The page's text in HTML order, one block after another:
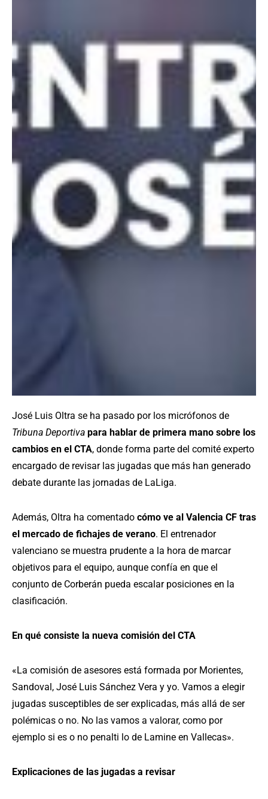
José Luis Oltra se ha pasado por los micrófonos de
Tribuna Deportiva para hablar de primera mano sobre los
cambios en el CTA, donde forma parte del comité experto
encargado de revisar las jugadas que más han generado
debate durante las jornadas de LaLiga.
Además, Oltra ha comentado cómo ve al Valencia CF tras
el mercado de fichajes de verano. El entrenador
valenciano se muestra prudente a la hora de marcar
objetivos para el equipo, aunque confía en que el
conjunto de Corberán pueda escalar posiciones en la
clasificación.
En qué consiste la nueva comisión del CTA
«La comisión de asesores está formada por Morientes,
Sandoval, José Luis Sánchez Vera y yo. Vamos a elegir
jugadas susceptibles de ser explicadas, más allá de ser
polémicas o no. No las vamos a valorar, como por
ejemplo si es o no penalti lo de Lamine en Vallecas».
Explicaciones de las jugadas a revisar